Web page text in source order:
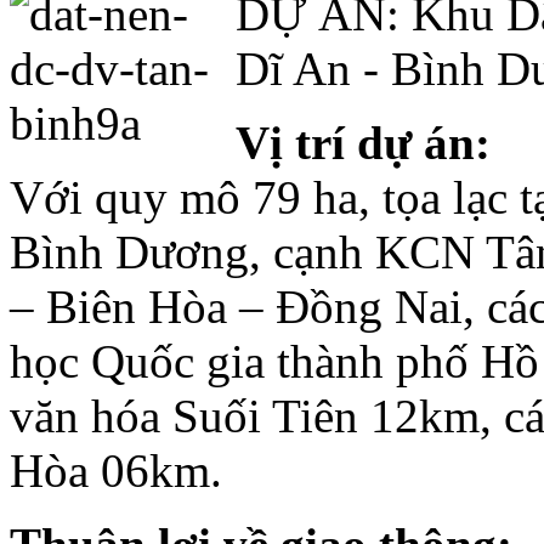
DỰ ÁN: Khu
Dĩ An - Bình
Vị trí dự án:
Với quy mô 79 ha, tọa lạc
Bình Dương, cạnh KCN
– Biên Hòa – Đồng Nai,
học Quốc gia thành phố
văn hóa Suối Tiên 12km,
Hòa 06km.
Resort 4 sao
Terracotta Đà Lạt
Terracotta Resort
Đà Lạtlà tổ hợp
những Khách sạn và
Nhà nghĩ dưỡng cao
sao. Tọa lạc tại trung
tâm Khu du lịch Hồ
mộng, cách trung tâm